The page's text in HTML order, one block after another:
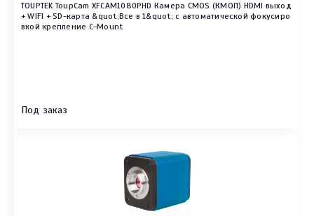
TOUPTEK ToupCam XFCAM1080PHD Камера CMOS (КМОП) HDMI выход
+ WIFI + SD-карта &quot;Все в 1&quot; с автоматической фокусиро
вкой крепление C-Mount
Под заказ